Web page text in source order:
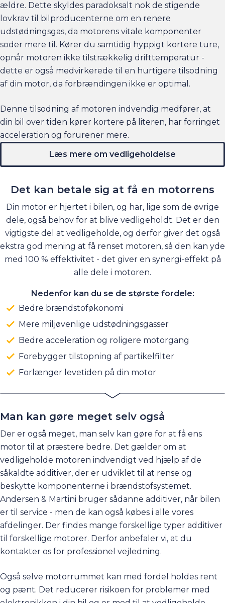
ældre. Dette skyldes paradoksalt nok de stigende
lovkrav til bilproducenterne om en renere
udstødningsgas, da motorens vitale komponenter
soder mere til. Kører du samtidig hyppigt kortere ture,
opnår motoren ikke tilstrækkelig drifttemperatur -
dette er også medvirkerede til en hurtigere tilsodning
af din motor, da forbrændingen ikke er optimal.
Denne tilsodning af motoren indvendig medfører, at
din bil over tiden kører kortere på literen, har forringet
acceleration og forurener mere.
Læs mere om vedligeholdelse
Det kan betale sig at få en motorrens
Din motor er hjertet i bilen, og har, lige som de øvrige
dele, også behov for at blive vedligeholdt. Det er den
vigtigste del at vedligeholde, og derfor giver det også
ekstra god mening at få renset motoren, så den kan yde
med 100 % effektivitet - det giver en synergi-effekt på
alle dele i motoren.
Nedenfor kan du se de største fordele:
Bedre brændstoføkonomi
Mere miljøvenlige udstødningsgasser
Bedre acceleration og roligere motorgang
Forebygger tilstopning af partikelfilter
Forlænger levetiden på din motor
Man kan gøre meget selv også
Der er også meget, man selv kan gøre for at få ens
motor til at præstere bedre. Det gælder om at
vedligeholde motoren indvendigt ved hjælp af de
såkaldte additiver, der er udviklet til at rense og
beskytte komponenterne i brændstofsystemet.
Andersen & Martini bruger sådanne additiver, når bilen
er til service - men de kan også købes i alle vores
afdelinger. Der findes mange forskellige typer additiver
til forskellige motorer. Derfor anbefaler vi, at du
kontakter os for professionel vejledning.
Også selve motorrummet kan med fordel holdes rent
og pænt. Det reducerer risikoen for problemer med